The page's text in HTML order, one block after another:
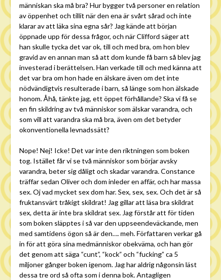
människan ska må bra? Hur bygger två personer en relation
av öppenhet och tillit när den ena är svårt sårad och inte
klarar av att läka sina egna sår? Jag kände att början
öppnade upp för dessa frågor, och när Clifford säger att
han skulle tycka det var ok, till och med bra, om hon blev
gravid av en annan man så att dom kunde få barn så blev jag
investerad i berättelsen. Han verkade till och med känna att
det var bra om hon hade en älskare även om det inte
nödvändigtvis resulterade i barn, så länge som hon älskade
honom. Åhå, tänkte jag, ett öppet förhållande? Ska vi få se
en fin skildring av två människor som älskar varandra, och
som vill att varandra ska må bra, även om det betyder
okonventionella levnadssätt?
Nope! Nej! Icke! Det var inte den riktningen som boken
tog. Istället får vi se två människor som börjar avsky
varandra, beter sig dåligt och skadar varandra. Constance
träffar sedan Oliver och dom inleder en affär, och har massa
sex. Oj vad mycket sex dom har. Sex, sex, sex. Och det är så
fruktansvärt tråkigt skildrat! Jag gillar att läsa bra skildrat
sex, detta är inte bra skildrat sex. Jag förstår att för tiden
som boken släpptes i så var den uppseendeväckande, men
med samtidens ögon så är den…. meh. Författaren verkar gå
in för att göra sina medmänniskor obekväma, och han gör
det genom att säga “cunt”, “kock” och “fucking” ca 5
miljoner gånger boken igenom. Jag har aldrig någonsin läst
dessa tre ord så ofta som i denna bok. Antagligen